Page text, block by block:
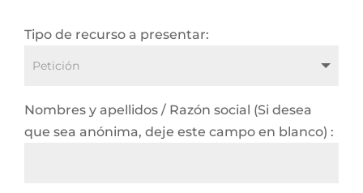
Tipo de recurso a presentar:
Nombres y apellidos / Razón social (Si desea
que sea anónima, deje este campo en blanco) :